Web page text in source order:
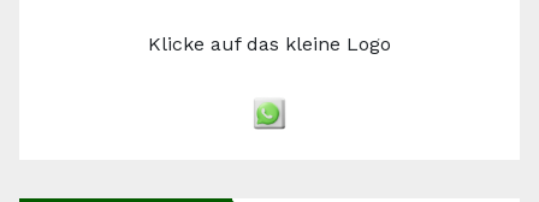
Klicke auf das kleine Logo